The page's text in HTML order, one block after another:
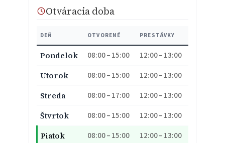
Otváracia doba
DEŇ OTVORENÉ PRESTÁVKY
Pondelok 08:00 – 15:00 12:00 – 13:00
Utorok 08:00 – 15:00 12:00 – 13:00
Streda 08:00 – 17:00 12:00 – 13:00
Štvrtok 08:00 – 15:00 12:00 – 13:00
Piatok 08:00 – 15:00 12:00 – 13:00